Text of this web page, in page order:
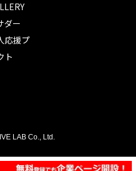
ダー
応援プ
ト
LAB Co., Ltd.